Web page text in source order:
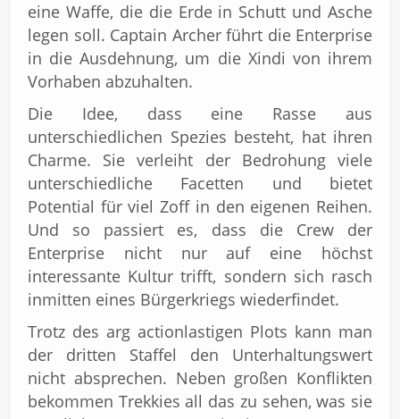
eine Waffe, die die Erde in Schutt und Asche
legen soll. Captain Archer führt die Enterprise
in die Ausdehnung, um die Xindi von ihrem
Vorhaben abzuhalten.
Die Idee, dass eine Rasse aus
unterschiedlichen Spezies besteht, hat ihren
Charme. Sie verleiht der Bedrohung viele
unterschiedliche Facetten und bietet
Potential für viel Zoff in den eigenen Reihen.
Und so passiert es, dass die Crew der
Enterprise nicht nur auf eine höchst
interessante Kultur trifft, sondern sich rasch
inmitten eines Bürgerkriegs wiederfindet.
Trotz des arg actionlastigen Plots kann man
der dritten Staffel den Unterhaltungswert
nicht absprechen. Neben großen Konflikten
bekommen Trekkies all das zu sehen, was sie